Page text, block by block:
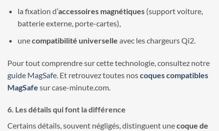
la fixation d’accessoires magnétiques(support voiture,
batterie externe, porte-cartes),
unecompatibilité universelle avec les chargeurs Qi2.
Pour tout comprendre sur cette technologie, consultez notre
guide MagSafe . Et retrouvez toutes noscoques compatibles
MagSafe sur case-minute.com.
6. Les détails qui font la différence
Certains détails, souvent négligés, distinguent unecoque de